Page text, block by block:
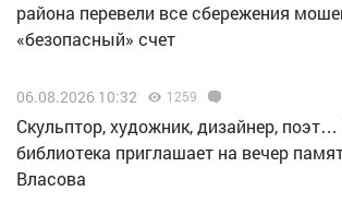
района перевели все сбережения
«безопасный» счет
06.08.2026 10:32 1259
Скульптор, художник, дизайнер,
библиотека приглашает на вечер
Власова